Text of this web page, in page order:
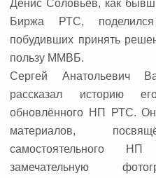
Денис Соловьёв, как
Биржа РТС,
побудивших принять
пользу ММВБ.
Сергей Анатольевич
рассказал историю
обновлённого НП РТС.
материалов,
самостоятельного
замечательную